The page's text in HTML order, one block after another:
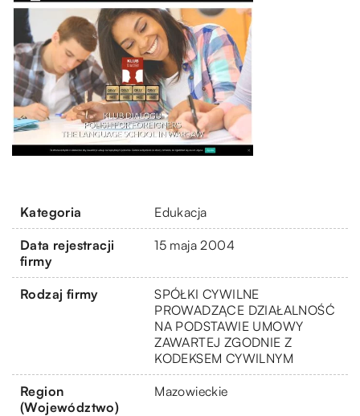
Kategoria Edukacja
Data rejestracji
firmy
15 maja 2004
Rodzaj firmy
SPÓŁKI CYWILNE
PROWADZĄCE DZIAŁALNOŚĆ
NA PODSTAWIE UMOWY
ZAWARTEJ ZGODNIE Z
KODEKSEM CYWILNYM
Region
(Województwo)
Mazowieckie